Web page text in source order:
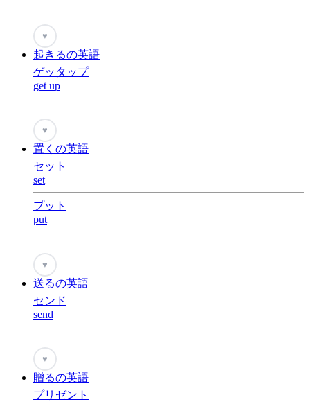
♥
起きるの英語
ゲッタップ
get up
♥
置くの英語
セット
set
プット
put
♥
送るの英語
センド
send
♥
贈るの英語
プリゼント